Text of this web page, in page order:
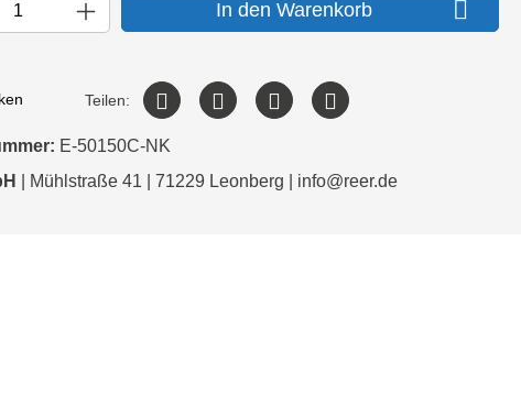
In den Warenkorb
Teilen:
E-50150C-NK
| Mühlstraße 41 | 71229 Leonberg | info@reer.de